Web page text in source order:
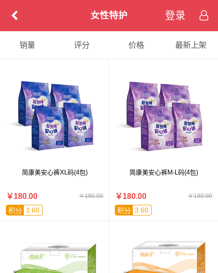
女性特护 登录
销量 评分 价格 最新上架
简康美安心裤XL码(4包)
￥180.00
￥180.00
积分 3.60
简康美安心裤M-L码(4包)
￥180.00
￥180.00
积分 3.60